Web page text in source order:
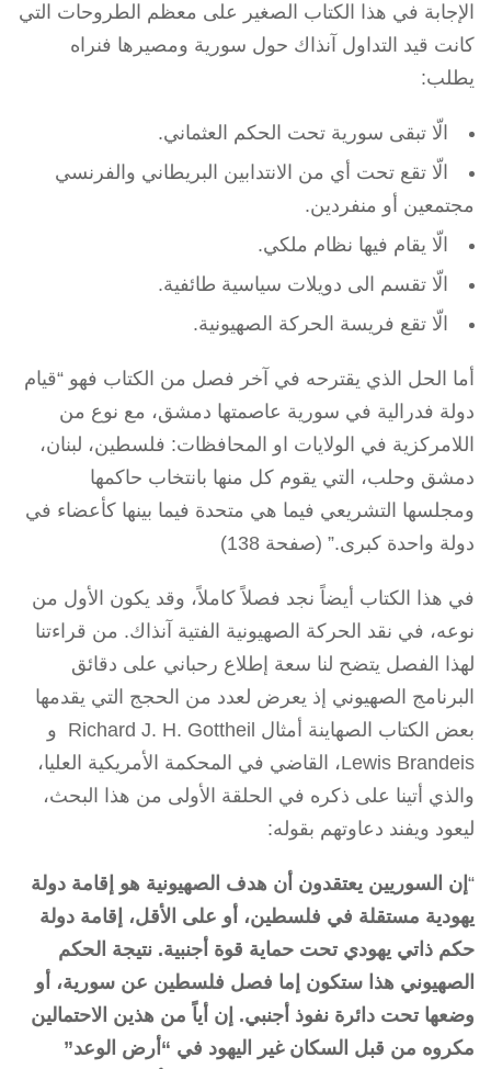
الإجابة في هذا الكتاب الصغير على معظم الطروحات التي
كانت قيد التداول آنذاك حول سورية ومصيرها فنراه
يطلب:
الّا تبقى سورية تحت الحكم العثماني.
الّا تقع تحت أي من الانتدابين البريطاني والفرنسي
مجتمعين أو منفردين.
الّا يقام فيها نظام ملكي.
الّا تقسم الى دويلات سياسية طائفية.
الّا تقع فريسة الحركة الصهيونية.
أما الحل الذي يقترحه في آخر فصل من الكتاب فهو “قيام
دولة فدرالية في سورية عاصمتها دمشق، مع نوع من
اللامركزية في الولايات او المحافظات: فلسطين، لبنان،
دمشق وحلب، التي يقوم كل منها بانتخاب حاكمها
ومجلسها التشريعي فيما هي متحدة فيما بينها كأعضاء في
دولة واحدة كبرى.” (صفحة 138)
في هذا الكتاب أيضاً نجد فصلاً كاملاً، وقد يكون الأول من
نوعه، في نقد الحركة الصهيونية الفتية آنذاك. من قراءتنا
لهذا الفصل يتضح لنا سعة إطلاع رحباني على دقائق
البرنامج الصهيوني إذ يعرض لعدد من الحجج التي يقدمها
بعض الكتاب الصهاينة أمثال Richard J. H. Gottheil و
Lewis Brandeis، القاضي في المحكمة الأمريكية العليا،
والذي أتينا على ذكره في الحلقة الأولى من هذا البحث،
ليعود ويفند دعاوتهم بقوله:
“ إن السوريين يعتقدون أن هدف الصهيونية هو إقامة دولة
يهودية مستقلة في فلسطين، أو على الأقل، إقامة دولة
حكم ذاتي يهودي تحت حماية قوة أجنبية. نتيجة الحكم
الصهيوني هذا ستكون إما فصل فلسطين عن سورية، أو
وضعها تحت دائرة نفوذ أجنبي. إن أياً من هذين الاحتمالين
مكروه من قبل السكان غير اليهود في “أرض الوعد”